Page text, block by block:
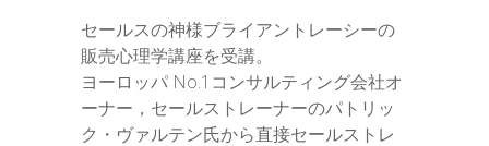
セールスの神様ブライアントレーシーの
販売心理学講座を受講。
ヨーロッパ No.1コンサルティング会社オ
ーナー，セールストレーナーのパトリッ
ク・ヴァルテン氏から直接セールストレ